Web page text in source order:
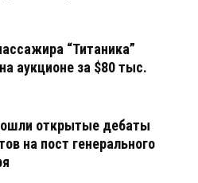
“Титаника”
аукционе за $80 тыс.
открытые дебаты
на пост генерального